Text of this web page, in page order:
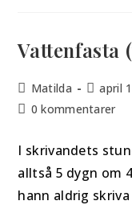
Vattenfasta
Matilda april
0 kommentarer
I skrivandets
alltså 5 dygn om
hann aldrig